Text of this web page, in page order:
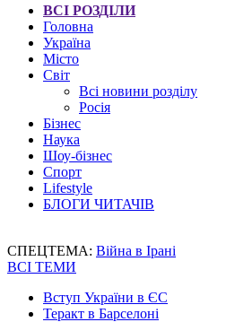
ВСІ РОЗДІЛИ
Головна
Україна
Місто
Світ
Всі новини розділу
Росія
Бізнес
Наука
Шоу-бізнес
Спорт
Lifestyle
БЛОГИ ЧИТАЧІВ
СПЕЦТЕМА: Війна в Ірані
ВСІ ТЕМИ
Вступ України в ЄС
Теракт в Барселоні